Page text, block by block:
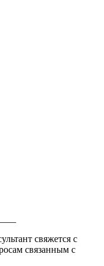
свяжется с
связанным с